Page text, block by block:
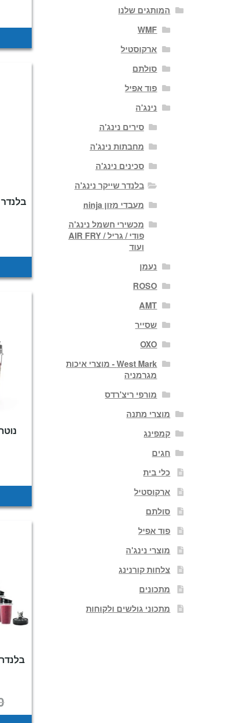
המותגים שלנו
WMF
ארקוסטיל
סולתם
פוד אפיל
נינג'ה
סירים נינג'ה
מחבתות נינג'ה
סכינים נינג'ה
בלנדר שייקר נינג'ה
מעבדי מזון ninja
מכשירי חשמל נינג'ה
פודי / גריל / AIR FRY
ועוד
נעמן
ROSO
AMT
שסייר
OXO
West Mark - מוצרי איכות
מגרמניה
מורפי ריצ'רדס
מוצרי מתנה
קמפינג
חגים
כלי בית
ארקוסטיל
סולתם
פוד אפיל
מוצרי נינג'ה
צלחות קורנינג
מתכונים
מתכוני גולשים ולקוחות